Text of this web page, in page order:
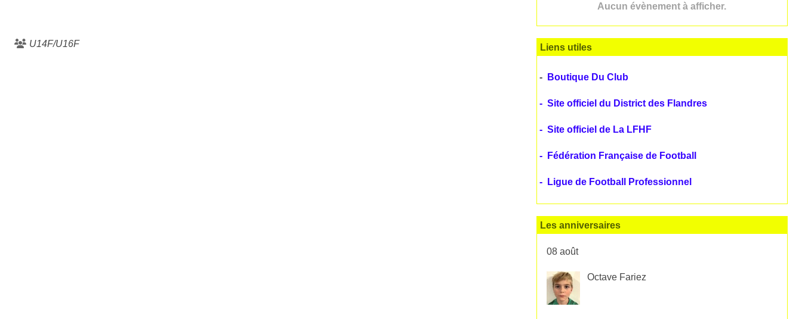
U14F/U16F
Aucun évènement à afficher.
Liens utiles
- Boutique Du Club
- Site officiel du District des Flandres
- Site officiel de La LFHF
- Fédération Française de Football
- Ligue de Football Professionnel
Les anniversaires
08 août
Octave Fariez